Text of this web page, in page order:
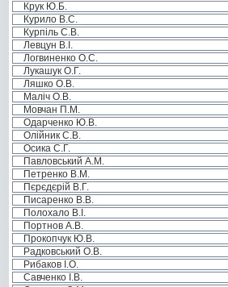
Крук Ю.Б.
Курило В.С.
Курпіль С.В.
Левцун В.І.
Логвиненко О.С.
Лукашук О.Г.
Ляшко О.В.
Маліч О.В.
Мовчан П.М.
Одарченко Ю.В.
Олійник С.В.
Осика С.Г.
Павловський А.М.
Петренко В.М.
Пєрєдєрій В.Г.
Писаренко В.В.
Полохало В.І.
Портнов А.В.
Прокопчук Ю.В.
Радковський О.В.
Рибаков І.О.
Савченко І.В.